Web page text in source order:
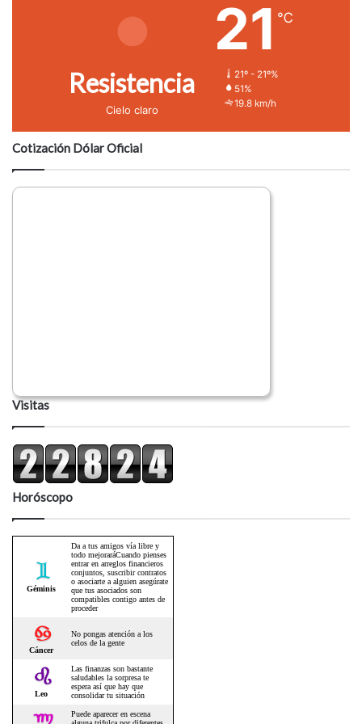
Resistencia
Cielo claro
21 ℃
21º - 21º%
51%
19.8 km/h
Cotización Dólar Oficial
Visitas
Horóscopo